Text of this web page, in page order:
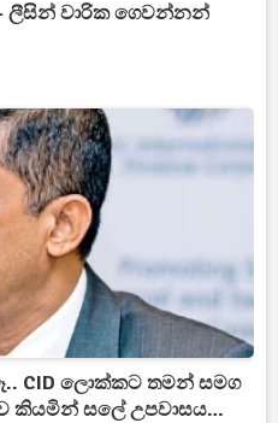
ලීසින් වාරික ගෙවන්නන්
CID ලොක්කට තමන් සමග
සලේ උපවාසය